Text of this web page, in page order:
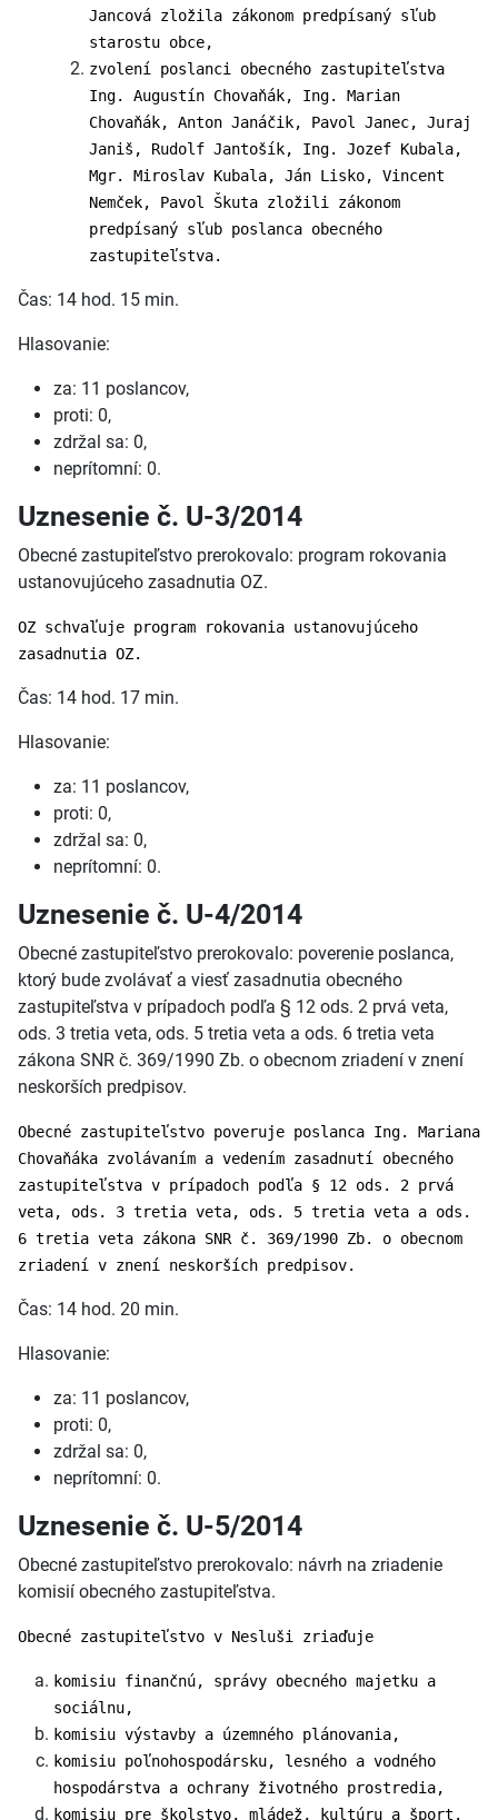
Jancová zložila zákonom predpísaný sľub
starostu obce,
zvolení poslanci obecného zastupiteľstva
Ing. Augustín Chovaňák, Ing. Marian
Chovaňák, Anton Janáčik, Pavol Janec, Juraj
Janiš, Rudolf Jantošík, Ing. Jozef Kubala,
Mgr. Miroslav Kubala, Ján Lisko, Vincent
Nemček, Pavol Škuta zložili zákonom
predpísaný sľub poslanca obecného
zastupiteľstva.
Čas: 14 hod. 15 min.
Hlasovanie:
za: 11 poslancov,
proti: 0,
zdržal sa: 0,
neprítomní: 0.
Uznesenie č. U-3/2014
Obecné zastupiteľstvo prerokovalo: program rokovania
ustanovujúceho zasadnutia OZ.
OZ schvaľuje program rokovania ustanovujúceho
zasadnutia OZ.
Čas: 14 hod. 17 min.
Hlasovanie:
za: 11 poslancov,
proti: 0,
zdržal sa: 0,
neprítomní: 0.
Uznesenie č. U-4/2014
Obecné zastupiteľstvo prerokovalo: poverenie poslanca,
ktorý bude zvolávať a viesť zasadnutia obecného
zastupiteľstva v prípadoch podľa § 12 ods. 2 prvá veta,
ods. 3 tretia veta, ods. 5 tretia veta a ods. 6 tretia veta
zákona SNR č. 369/1990 Zb. o obecnom zriadení v znení
neskorších predpisov.
Obecné zastupiteľstvo poveruje poslanca Ing. Mariana
Chovaňáka zvolávaním a vedením zasadnutí obecného
zastupiteľstva v prípadoch podľa § 12 ods. 2 prvá
veta, ods. 3 tretia veta, ods. 5 tretia veta a ods.
6 tretia veta zákona SNR č. 369/1990 Zb. o obecnom
zriadení v znení neskorších predpisov.
Čas: 14 hod. 20 min.
Hlasovanie:
za: 11 poslancov,
proti: 0,
zdržal sa: 0,
neprítomní: 0.
Uznesenie č. U-5/2014
Obecné zastupiteľstvo prerokovalo: návrh na zriadenie
komisií obecného zastupiteľstva.
Obecné zastupiteľstvo v Nesluši zriaďuje
komisiu finančnú, správy obecného majetku a
sociálnu,
komisiu výstavby a územného plánovania,
komisiu poľnohospodársku, lesného a vodného
hospodárstva a ochrany životného prostredia,
komisiu pre školstvo, mládež, kultúru a šport.